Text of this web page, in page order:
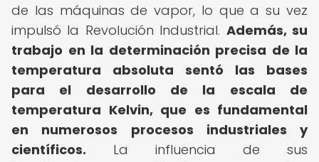
de las máquinas de vapor, lo que a su vez
impulsó la Revolución Industrial. Además, su
trabajo en la determinación precisa de la
temperatura absoluta sentó las bases
para el desarrollo de la escala de
temperatura Kelvin, que es fundamental
en numerosos procesos industriales y
científicos. La influencia de sus